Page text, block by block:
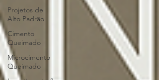
Projetos de
Alto Padrão
Cimento
Queimado
Microcimento
Queimado